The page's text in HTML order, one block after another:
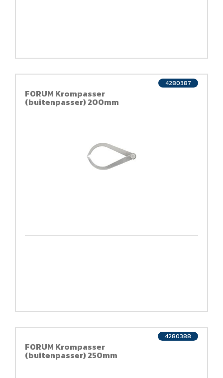
FORUM Krompasser
(buitenpasser) 200mm
4280387
FORUM Krompasser
(buitenpasser) 250mm
4280388